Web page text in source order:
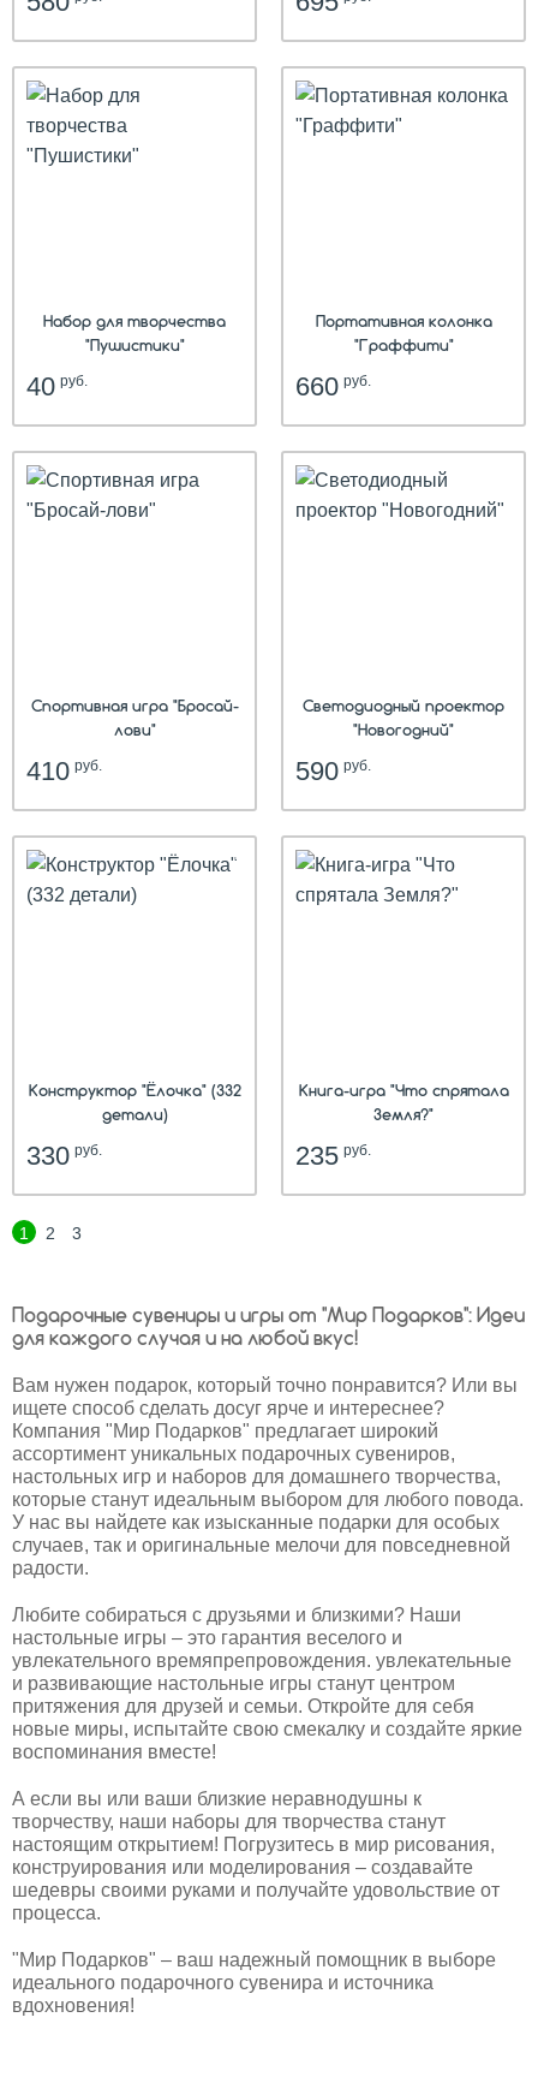
Набор для творчества
"Пушистики"
40руб.
Портативная колонка
"Граффити"
660руб.
Спортивная игра "Бросай-
лови"
410руб.
hit
Светодиодный проектор
"Новогодний"
590руб.
Конструктор "Ёлочка" (332
детали)
330руб.
hit
Книга-игра "Что спрятала
Земля?"
235руб.
1 2 3
Подарочные сувениры и игры от "Мир Подарков": Идеи
для каждого случая и на любой вкус!
Вам нужен подарок, который точно понравится? Или вы
ищете способ сделать досуг ярче и интереснее?
Компания "Мир Подарков" предлагает широкий
ассортимент уникальных подарочных сувениров,
настольных игр и наборов для домашнего творчества,
которые станут идеальным выбором для любого повода.
У нас вы найдете как изысканные подарки для особых
случаев, так и оригинальные мелочи для повседневной
радости.
Любите собираться с друзьями и близкими? Наши
настольные игры – это гарантия веселого и
увлекательного времяпрепровождения. увлекательные
и развивающие настольные игры станут центром
притяжения для друзей и семьи. Откройте для себя
новые миры, испытайте свою смекалку и создайте яркие
воспоминания вместе!
А если вы или ваши близкие неравнодушны к
творчеству, наши наборы для творчества станут
настоящим открытием! Погрузитесь в мир рисования,
конструирования или моделирования – создавайте
шедевры своими руками и получайте удовольствие от
процесса.
"Мир Подарков" – ваш надежный помощник в выборе
идеального подарочного сувенира и источника
вдохновения!